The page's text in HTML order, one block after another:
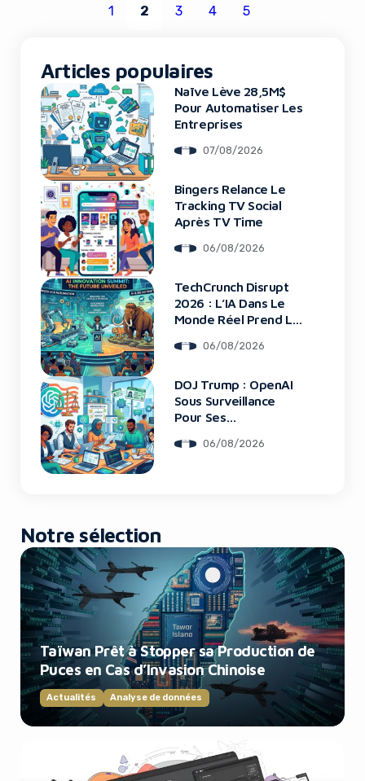
1 2 3 4 5
Articles populaires
Naïve Lève 28,5M$
Pour Automatiser Les
Entreprises
07/08/2026
Bingers Relance Le
Tracking TV Social
Après TV Time
06/08/2026
TechCrunch Disrupt
2026 : L’IA Dans Le
Monde Réel Prend La
06/08/2026
DOJ Trump : OpenAI
Sous Surveillance
Pour Ses
06/08/2026
Notre sélection
Taïwan Prêt à Stopper sa Production de
Puces en Cas d’Invasion Chinoise
Actualités Analyse de données